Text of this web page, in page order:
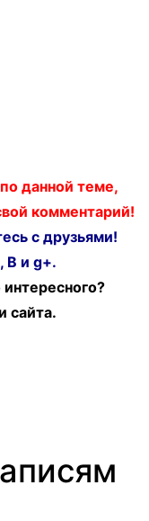
данной теме,
комментарий!
с друзьями!
В и g+.
сайта.